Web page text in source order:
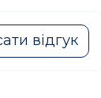
відгук